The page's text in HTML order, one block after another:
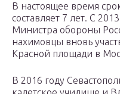
В настоящее время
составляет 7 лет. С
Министра обороны
нахимовцы вновь
Красной площади в
В 2016 году